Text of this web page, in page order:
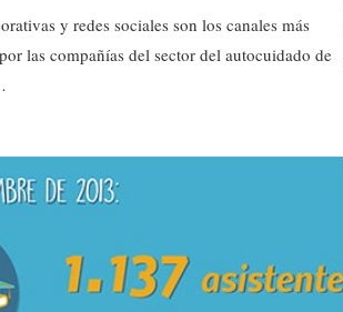
y redes sociales son los canales más
las compañías del sector del autocuidado de